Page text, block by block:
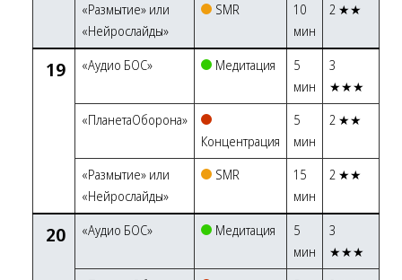
«Размытие» или
«Нейрослайды»
SMR
10
мин
2 ★★
19 «Аудио БОС» Медитация
5
мин
3
★★★
«ПланетаОборона»
Концентрация
5
мин
2 ★★
«Размытие» или
«Нейрослайды»
SMR
15
мин
2 ★★
20 «Аудио БОС» Медитация
5
мин
3
★★★